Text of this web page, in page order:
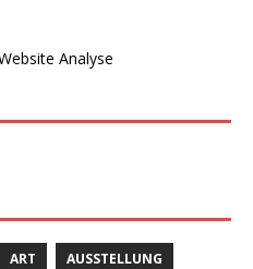
ART AUSSTELLUNG